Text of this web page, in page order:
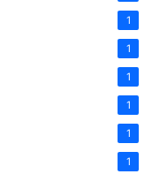
1
1
1
1
1
1